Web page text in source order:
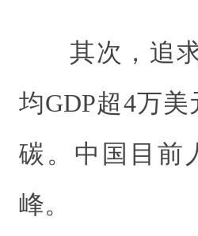
其次，追
均GDP超4万
碳。中国目前
峰。